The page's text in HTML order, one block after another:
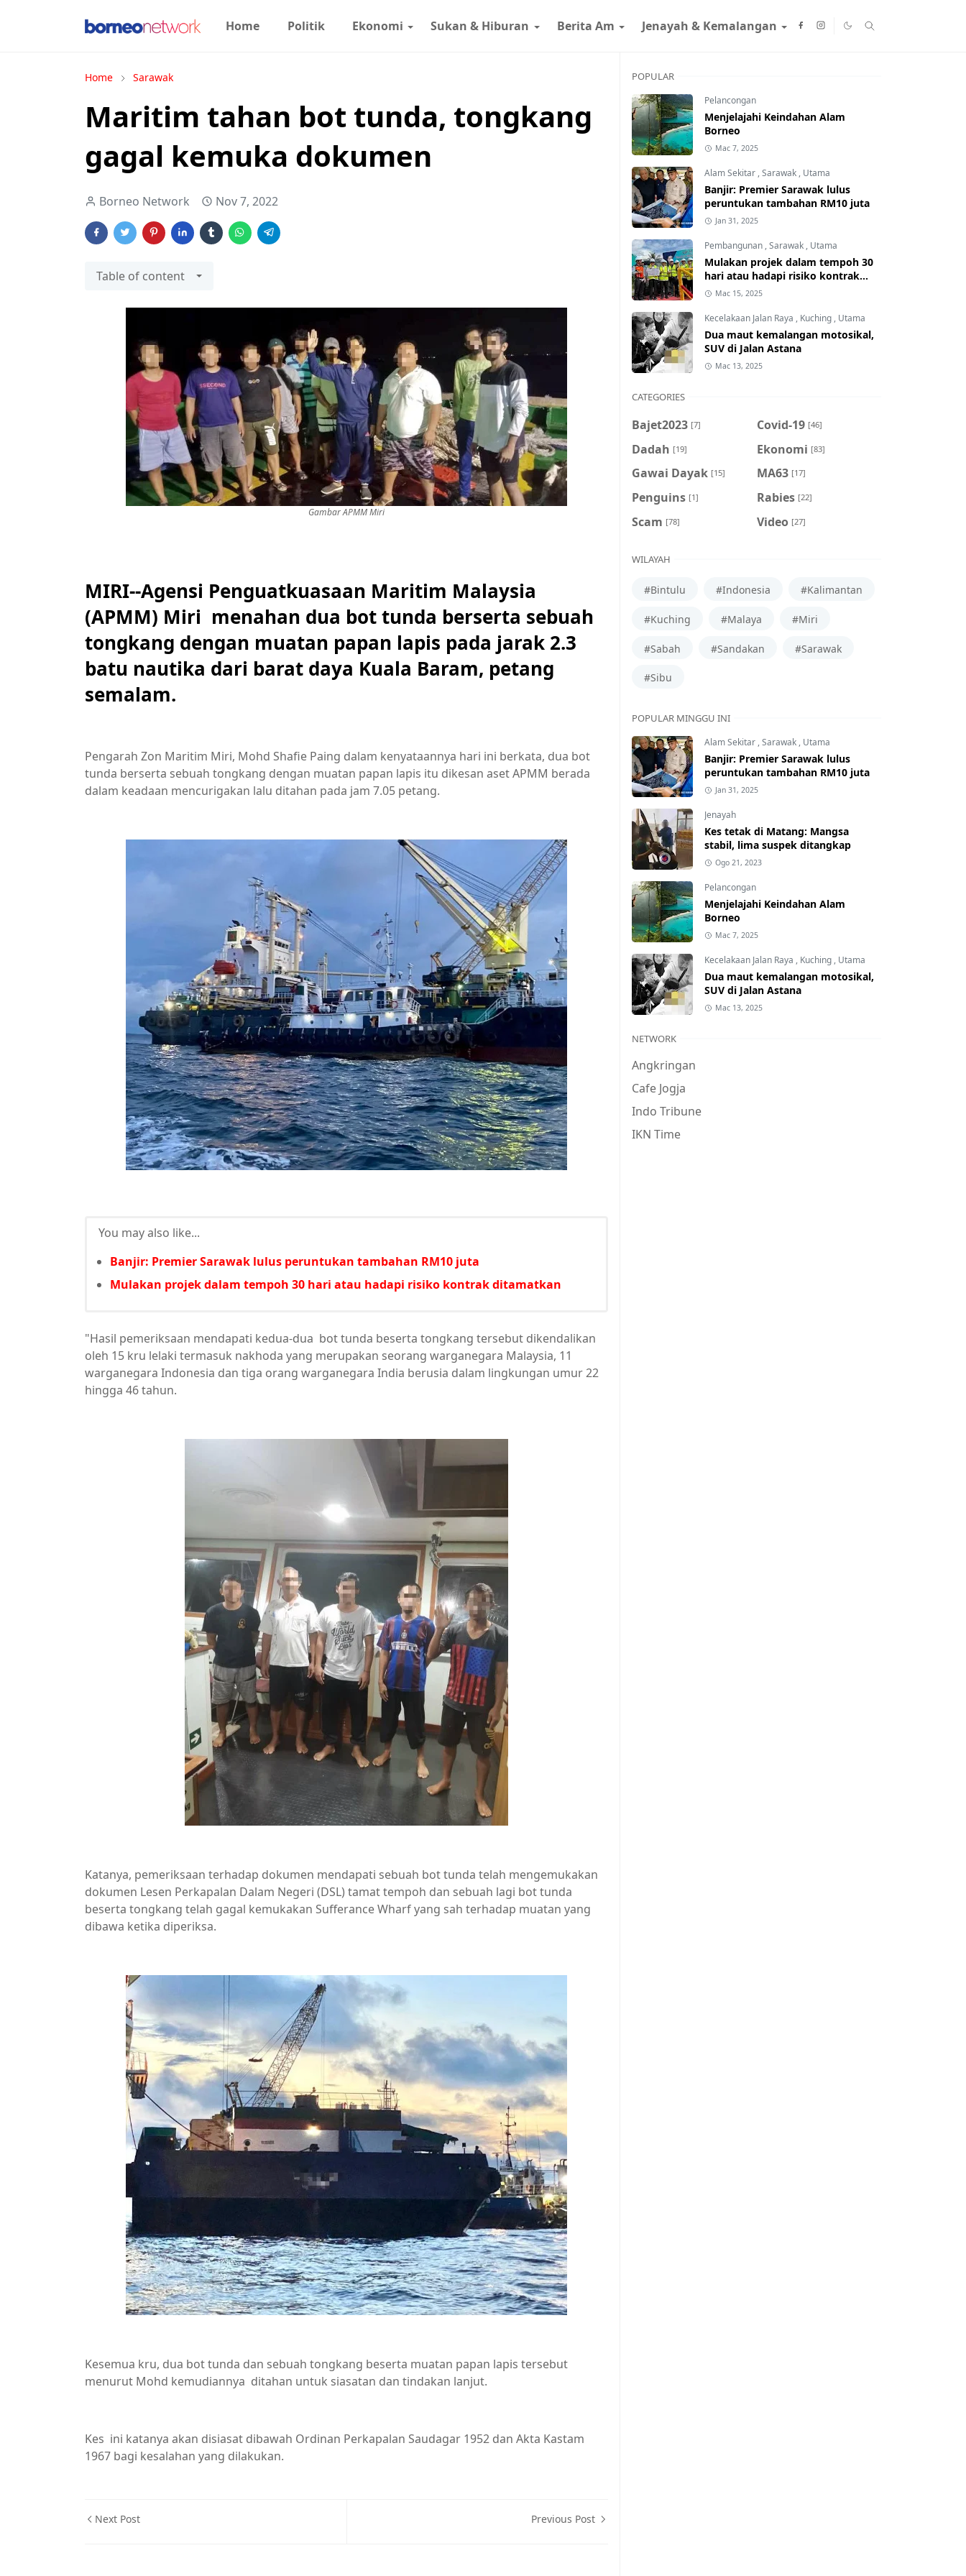
Home Politik Ekonomi Sukan & Hiburan Berita Am Jenayah & Kemalangan
Home Sarawak
Maritim tahan bot tunda, tongkang
gagal kemuka dokumen
Borneo Network Nov 7, 2022
Table of content
Gambar APMM Miri
MIRI--Agensi Penguatkuasaan Maritim Malaysia
(APMM) Miri menahan dua bot tunda berserta sebuah
tongkang dengan muatan papan lapis pada jarak 2.3
batu nautika dari barat daya Kuala Baram, petang
semalam.
Pengarah Zon Maritim Miri, Mohd Shafie Paing dalam kenyataannya hari ini berkata, dua bot
tunda berserta sebuah tongkang dengan muatan papan lapis itu dikesan aset APMM berada
dalam keadaan mencurigakan lalu ditahan pada jam 7.05 petang.
You may also like...
Banjir: Premier Sarawak lulus peruntukan tambahan RM10 juta
Mulakan projek dalam tempoh 30 hari atau hadapi risiko kontrak ditamatkan
"Hasil pemeriksaan mendapati kedua-dua bot tunda beserta tongkang tersebut dikendalikan
oleh 15 kru lelaki termasuk nakhoda yang merupakan seorang warganegara Malaysia, 11
warganegara Indonesia dan tiga orang warganegara India berusia dalam lingkungan umur 22
hingga 46 tahun.
Katanya, pemeriksaan terhadap dokumen mendapati sebuah bot tunda telah mengemukakan
dokumen Lesen Perkapalan Dalam Negeri (DSL) tamat tempoh dan sebuah lagi bot tunda
beserta tongkang telah gagal kemukakan Sufferance Wharf yang sah terhadap muatan yang
dibawa ketika diperiksa.
Kesemua kru, dua bot tunda dan sebuah tongkang beserta muatan papan lapis tersebut
menurut Mohd kemudiannya ditahan untuk siasatan dan tindakan lanjut.
Kes ini katanya akan disiasat dibawah Ordinan Perkapalan Saudagar 1952 dan Akta Kastam
1967 bagi kesalahan yang dilakukan.
Next Post Previous Post
POPULAR
Pelancongan
Menjelajahi Keindahan Alam
Borneo
Mac 7, 2025
Alam Sekitar ,Sarawak , Utama
Banjir: Premier Sarawak lulus
peruntukan tambahan RM10 juta
Jan 31, 2025
Pembangunan ,Sarawak , Utama
Mulakan projek dalam tempoh 30
hari atau hadapi risiko kontrak
ditamatkan
Mac 15, 2025
Kecelakaan Jalan Raya , Kuching , Utama
Dua maut kemalangan motosikal,
SUV di Jalan Astana
Mac 13, 2025
CATEGORIES
Bajet2023 [7] Covid-19 [46]
Dadah [19] Ekonomi [83]
Gawai Dayak [15] MA63 [17]
Penguins [1] Rabies [22]
Scam [78] Video [27]
WILAYAH
#Bintulu #Indonesia #Kalimantan
#Kuching #Malaya #Miri
#Sabah #Sandakan #Sarawak
#Sibu
POPULAR MINGGU INI
Alam Sekitar ,Sarawak , Utama
Banjir: Premier Sarawak lulus
peruntukan tambahan RM10 juta
Jan 31, 2025
Jenayah
Kes tetak di Matang: Mangsa
stabil, lima suspek ditangkap
Ogo 21, 2023
Pelancongan
Menjelajahi Keindahan Alam
Borneo
Mac 7, 2025
Kecelakaan Jalan Raya , Kuching , Utama
Dua maut kemalangan motosikal,
SUV di Jalan Astana
Mac 13, 2025
NETWORK
Angkringan
Cafe Jogja
Indo Tribune
IKN Time